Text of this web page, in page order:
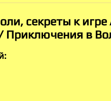
секреты к
Приключения в